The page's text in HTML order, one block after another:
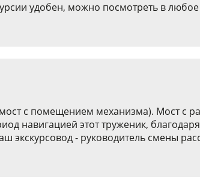
удобен, можно посмотреть в
с помещением механизма). Мост с
навигацией этот труженик,
экскурсовод - руководитель смены